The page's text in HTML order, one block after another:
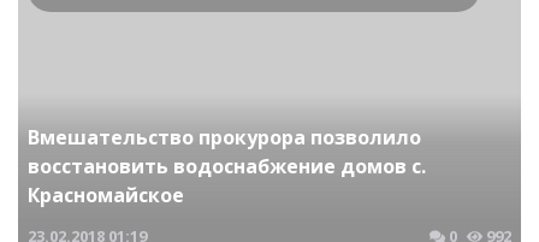
Вмешательство прокурора позволило
восстановить водоснабжение домов с.
Красномайское
23.02.2018 01:19 0 992